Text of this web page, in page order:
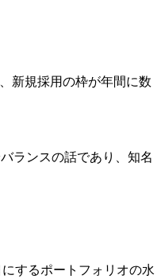
新規採用の枠が年間に数
ランスの話であり、知名
するポートフォリオの水